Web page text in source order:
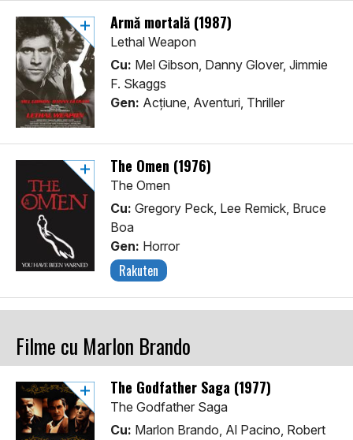
Armă mortală (1987)
Lethal Weapon
Cu: Mel Gibson, Danny Glover, Jimmie
F. Skaggs
Gen: Acţiune, Aventuri, Thriller
The Omen (1976)
The Omen
Cu: Gregory Peck, Lee Remick, Bruce
Boa
Gen: Horror
Rakuten
Filme cu Marlon Brando
The Godfather Saga (1977)
The Godfather Saga
Cu: Marlon Brando, Al Pacino, Robert